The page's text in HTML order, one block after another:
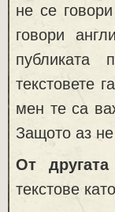
не се
говори
публиката
текстовете
мен те са
Защото аз
От другата
текстове